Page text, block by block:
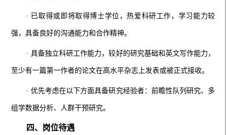
· 已取得或即将取得博士学位，热爱科研工作，学习能力较
强，具备良好的沟通能力和合作精神。
· 具备独立科研工作能力，较好的研究基础和英文写作能力，
至少有一篇第一作者的论文在高水平杂志上发表或被正式接收。
· 优先考虑在以下方面具备研究经验者：前瞻性队列研究、多
组学数据分析、人群干预研究。
四、岗位待遇